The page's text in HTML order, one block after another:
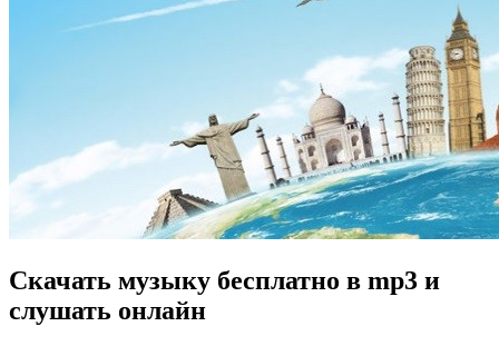
Скачать музыку бесплатно в mp3 и
слушать онлайн